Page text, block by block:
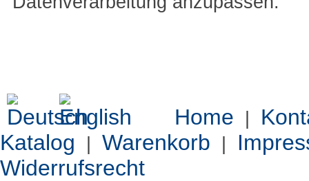
Home
Katalog
Warenkorb
Widerrufsrecht